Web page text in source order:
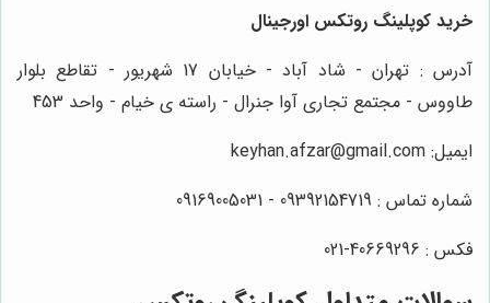
خرید کوپلینگ روتکس اورجینال
آدرس : تهران - شاد آباد - خیابان 17 شهریور - تقاطع بلوار
طاووس - مجتمع تجاری آوا جنرال - راسته ی خیام - واحد 453
ایمیل: keyhan.afzar@gmail.com
شماره تماس : 09392154719 - 09169005031
فکس : 40669296-021